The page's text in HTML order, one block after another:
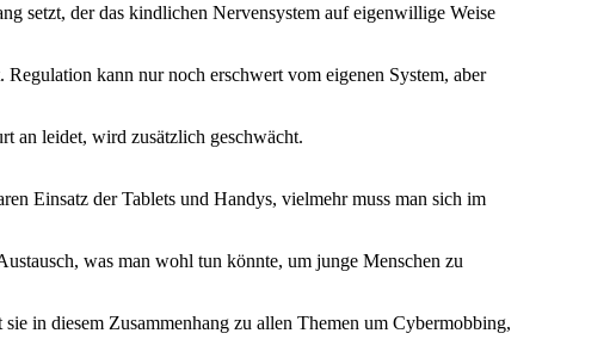
setzt, der das kindlichen Nervensystem auf eigenwillige Weise
kann nur noch erschwert vom eigenen System, aber
an leidet, wird zusätzlich geschwächt.
Einsatz der Tablets und Handys, vielmehr muss man sich im
was man wohl tun könnte, um junge Menschen zu
in diesem Zusammenhang zu allen Themen um Cybermobbing,